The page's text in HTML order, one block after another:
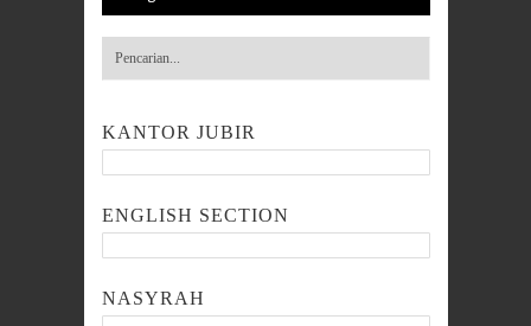
KANTOR JUBIR
ENGLISH SECTION
NASYRAH